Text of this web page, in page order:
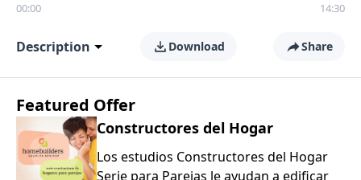
00:00 14:30
Description Download Share
Featured Offer
Constructores del Hogar
Los estudios Constructores del Hogar
Serie para Parejas le ayudan a edificar